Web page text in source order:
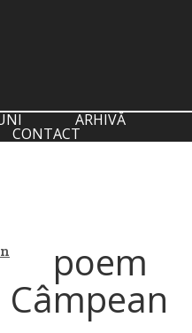
ARHIVĂ
CONTACT
poem